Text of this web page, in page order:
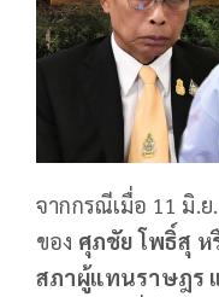
จากกรณีเมื่อ 11 มิ.
ของ ศุภชัย โพธิ์สุ ห
สภาผู้แทนราษฎร